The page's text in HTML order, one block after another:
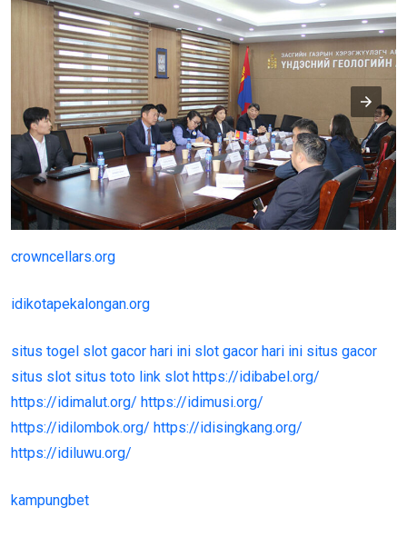
crowncellars.org
idikotapekalongan.org
situs togel slot gacor hari ini slot gacor hari ini situs gacor
situs slot situs toto link slot https://idibabel.org/
https://idimalut.org/ https://idimusi.org/
https://idilombok.org/ https://idisingkang.org/
https://idiluwu.org/
kampungbet